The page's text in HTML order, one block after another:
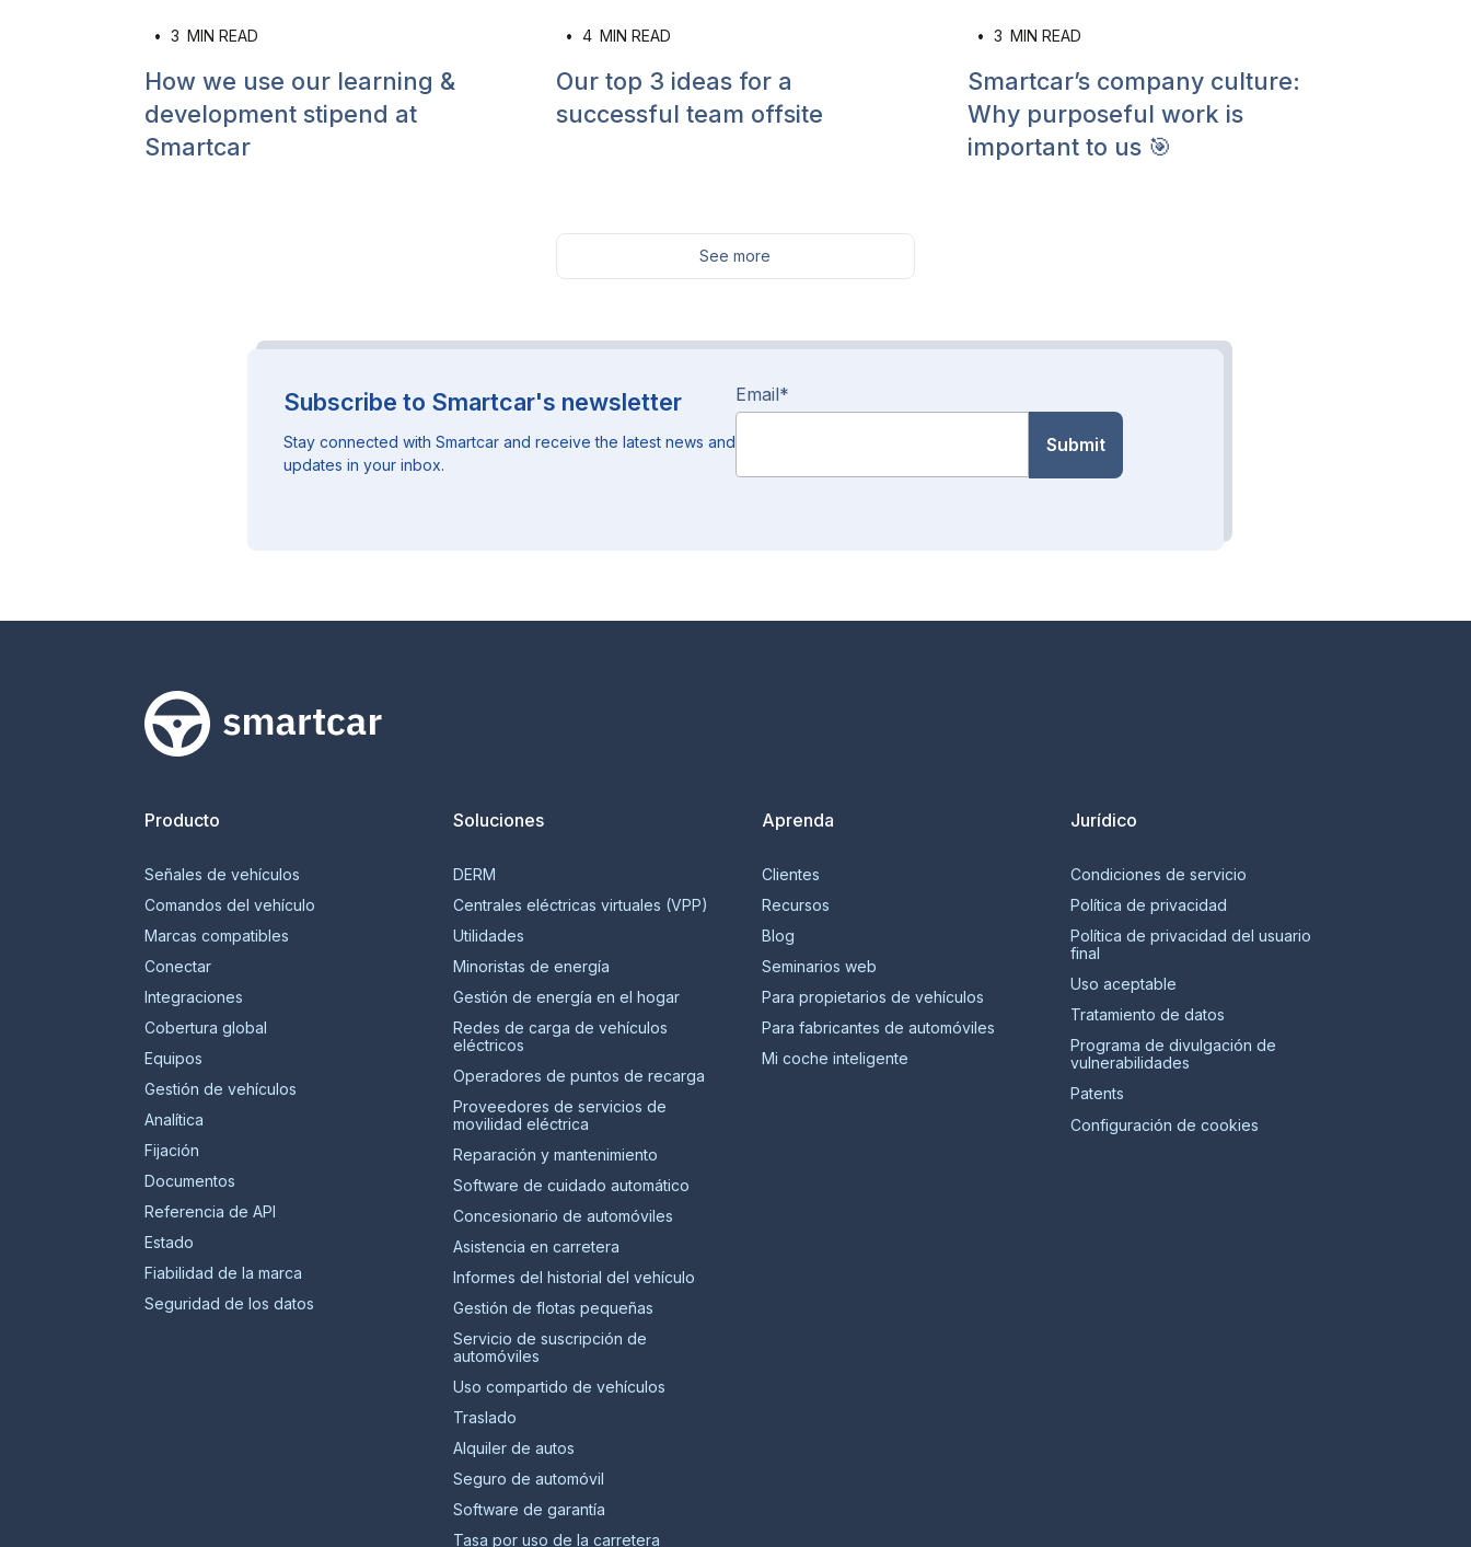
• 3 MIN READ
How we use our learning &
development stipend at
Smartcar
• 4 MIN READ
Our top 3 ideas for a
successful team offsite
• 3 MIN READ
Smartcar’s company culture:
Why purposeful work is
important to us 🎯
See more
Subscribe to Smartcar's newsletter
Stay connected with Smartcar and receive the latest news and
updates in your inbox.
Email*
Smartcar home
Producto
Señales de vehículos
Comandos del vehículo
Marcas compatibles
Conectar
Integraciones
Cobertura global
Equipos
Gestión de vehículos
Analítica
Fijación
Documentos
Referencia de API
Estado
Fiabilidad de la marca
Seguridad de los datos
Soluciones
DERM
Centrales eléctricas virtuales (VPP)
Utilidades
Minoristas de energía
Gestión de energía en el hogar
Redes de carga de vehículos
eléctricos
Operadores de puntos de recarga
Proveedores de servicios de
movilidad eléctrica
Reparación y mantenimiento
Software de cuidado automático
Concesionario de automóviles
Asistencia en carretera
Informes del historial del vehículo
Gestión de flotas pequeñas
Servicio de suscripción de
automóviles
Uso compartido de vehículos
Traslado
Alquiler de autos
Seguro de automóvil
Software de garantía
Tasa por uso de la carretera
Aprenda
Clientes
Recursos
Blog
Seminarios web
Para propietarios de vehículos
Para fabricantes de automóviles
Mi coche inteligente
Jurídico
Condiciones de servicio
Política de privacidad
Política de privacidad del usuario
final
Uso aceptable
Tratamiento de datos
Programa de divulgación de
vulnerabilidades
Patents
Configuración de cookies